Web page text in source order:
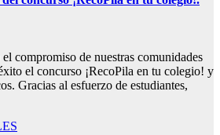
el compromiso de nuestras comunidades
el concurso ¡RecoPila en tu colegio! y
Gracias al esfuerzo de estudiantes,